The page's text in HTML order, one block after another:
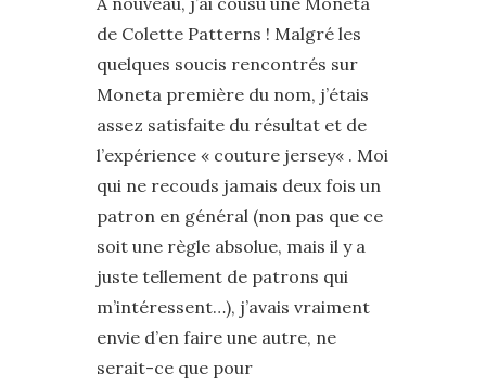
de Colette Patterns ! Malgré les
quelques soucis rencontrés sur
Moneta première du nom, j’étais
assez satisfaite du résultat et de
l’expérience « couture jersey« . Moi
qui ne recouds jamais deux fois un
patron en général (non pas que ce
soit une règle absolue, mais il y a
juste tellement de patrons qui
m’intéressent…), j’avais vraiment
envie d’en faire une autre, ne
serait-ce que pour